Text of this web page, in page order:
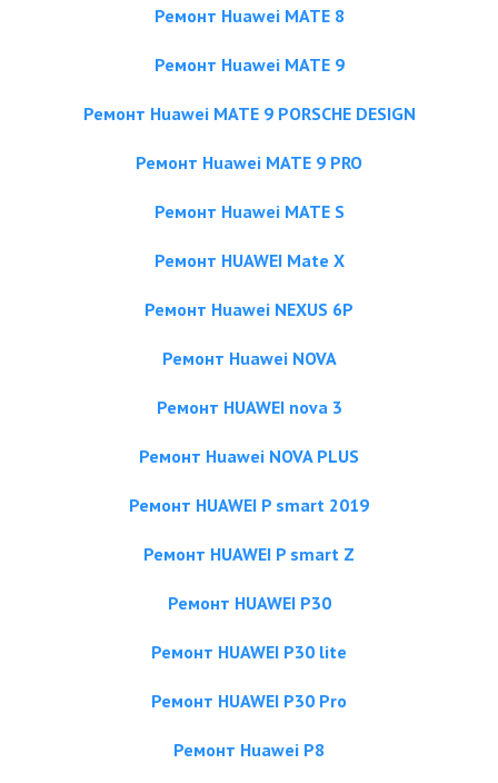
Ремонт Huawei MATE 8
Ремонт Huawei MATE 9
Ремонт Huawei MATE 9 PORSCHE DESIGN
Ремонт Huawei MATE 9 PRO
Ремонт Huawei MATE S
Ремонт HUAWEI Mate X
Ремонт Huawei NEXUS 6P
Ремонт Huawei NOVA
Ремонт HUAWEI nova 3
Ремонт Huawei NOVA PLUS
Ремонт HUAWEI P smart 2019
Ремонт HUAWEI P smart Z
Ремонт HUAWEI P30
Ремонт HUAWEI P30 lite
Ремонт HUAWEI P30 Pro
Ремонт Huawei P8